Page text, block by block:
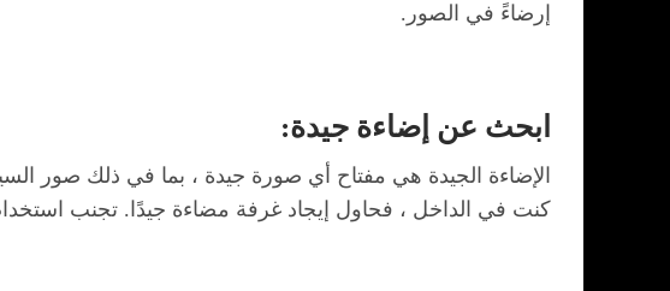
إرضاءً في الصور.
ابحث عن إضاءة جيدة:
الإضاءة الجيدة هي مفتاح أي صورة جيدة ، بما في ذلك صور
كنت في الداخل ، فحاول إيجاد غرفة مضاءة جيدًا. تجنب استخدام